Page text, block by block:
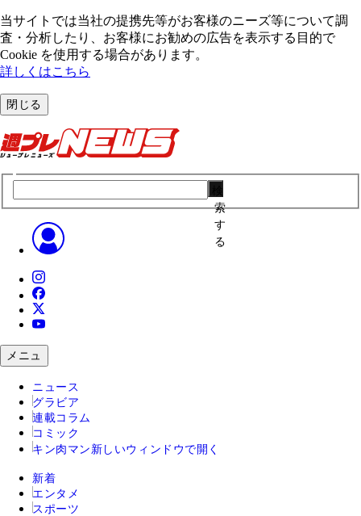
当サイトでは当社の提携先等がお客様のニーズ等について調
査・分析したり、お客様にお勧めの広告を表⽰する⽬的で
Cookie を使⽤する場合があります。
詳しくはこちら
閉じる
索
す
る
メニュ
ニュース
グラビア
連載コラム
コミック
キン肉マン 新しいウィンドウで開く
新着
エンタメ
スポーツ